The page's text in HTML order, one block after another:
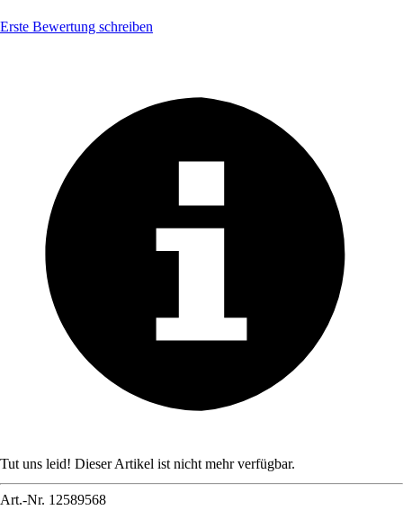
Erste Bewertung schreiben
Tut uns leid! Dieser Artikel ist nicht mehr verfügbar.
Art.-Nr. 12589568